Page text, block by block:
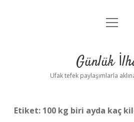
Anasayfa
Yasal Uyarı
menüyü
Günlük
Ufak tefek paylaşımlarla
Etiket: 100 kg biri ayda kaç